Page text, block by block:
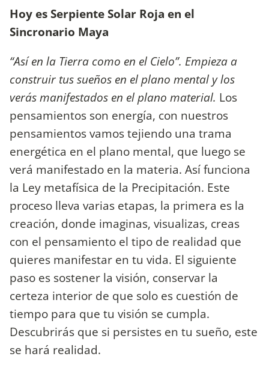
Hoy es Serpiente Solar Roja en el
Sincronario Maya
“Así en la Tierra como en el Cielo”. Empieza a
construir tus sueños en el plano mental y los
verás manifestados en el plano material. Los
pensamientos son energía, con nuestros
pensamientos vamos tejiendo una trama
energética en el plano mental, que luego se
verá manifestado en la materia. Así funciona
la Ley metafísica de la Precipitación. Este
proceso lleva varias etapas, la primera es la
creación, donde imaginas, visualizas, creas
con el pensamiento el tipo de realidad que
quieres manifestar en tu vida. El siguiente
paso es sostener la visión, conservar la
certeza interior de que solo es cuestión de
tiempo para que tu visión se cumpla.
Descubrirás que si persistes en tu sueño, este
se hará realidad.